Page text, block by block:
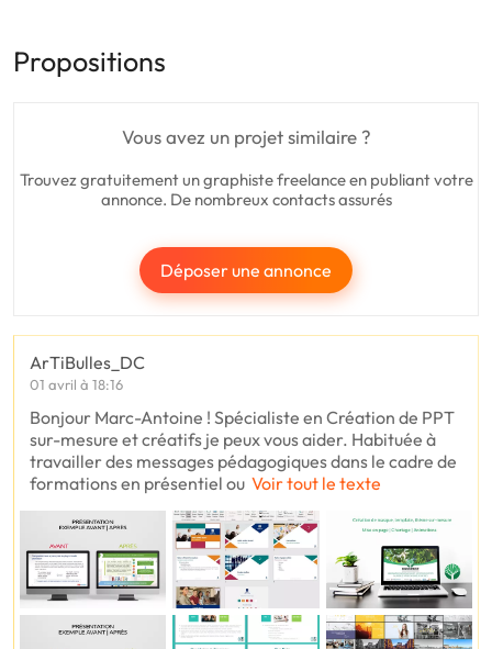
Propositions
Vous avez un projet similaire ?
Trouvez gratuitement un graphiste freelance en publiant votre
annonce. De nombreux contacts assurés
Déposer une annonce
ArTiBulles_DC
01 avril à 18:16
Bonjour Marc-Antoine ! Spécialiste en Création de PPT
sur-mesure et créatifs je peux vous aider. Habituée à
travailler des messages pédagogiques dans le cadre de
formations en présentiel ou Voir tout le texte